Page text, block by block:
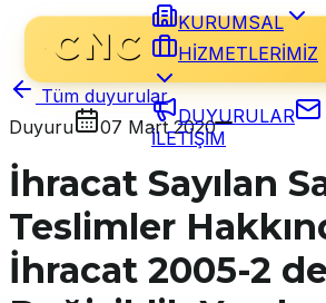
KURUMSAL
HİZMETLERİMİZ
DUYURULAR
İLETİŞİM
Tüm duyurular
Duyuru
07 Mart 2020
İhracat Sayılan
Teslimler
İhracat 2005-2 de